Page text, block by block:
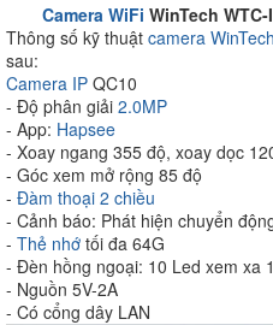
Camera WiFi WinTech
Thông số kỹ thuật camera WinTech
sau:
Camera IP QC10
- Độ phân giải 2.0MP
- App: Hapsee
- Xoay ngang 355 độ, xoay dọc
- Góc xem mở rộng 85 độ
- Đàm thoại 2 chiều
- Cảnh báo: Phát hiện chuyển
- Thẻ nhớ tối đa 64G
- Đèn hồng ngoại: 10 Led xem xa
- Nguồn 5V-2A
- Có cổng dây LAN